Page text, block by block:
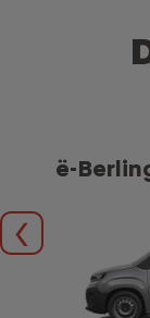
Précédent
ë-